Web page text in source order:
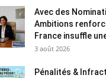
Avec des
Ambitions
France insuffle
3 août 2026
Pénalités &